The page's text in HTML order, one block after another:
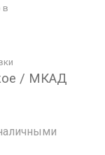
в
/ МКАД